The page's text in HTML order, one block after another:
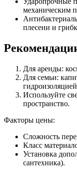
механическим
плесени и
Для аренды:
Для семьи:
Используйте
пространство.
Факторы цены:
Сложность
Класс
Установка
сантехника).